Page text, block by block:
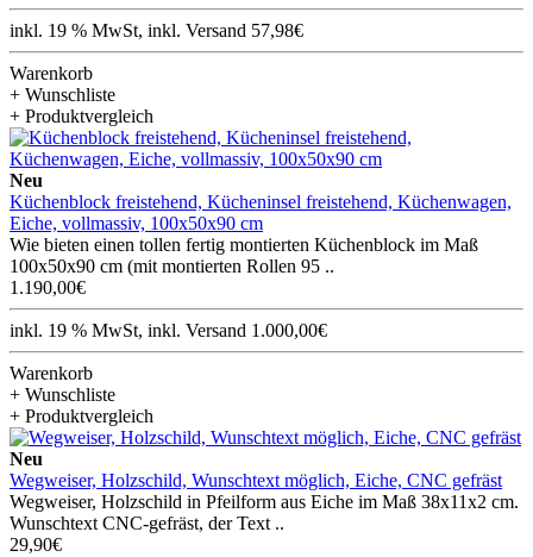
inkl. 19 % MwSt, inkl. Versand 57,98€
Warenkorb
+ Wunschliste
+ Produktvergleich
Neu
Küchenblock freistehend, Kücheninsel freistehend, Küchenwagen,
Eiche, vollmassiv, 100x50x90 cm
Wie bieten einen tollen fertig montierten Küchenblock im Maß
100x50x90 cm (mit montierten Rollen 95 ..
1.190,00€
inkl. 19 % MwSt, inkl. Versand 1.000,00€
Warenkorb
+ Wunschliste
+ Produktvergleich
Neu
Wegweiser, Holzschild, Wunschtext möglich, Eiche, CNC gefräst
Wegweiser, Holzschild in Pfeilform aus Eiche im Maß 38x11x2 cm.
Wunschtext CNC-gefräst, der Text ..
29,90€